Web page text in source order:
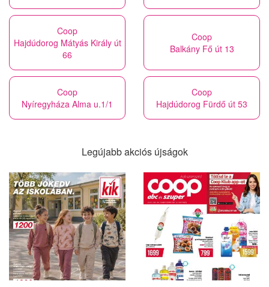
Coop
Hajdúdorog Mátyás Király út
66
Coop
Balkány Fő út 13
Coop
Nyíregyháza Alma u.1/1
Coop
Hajdúdorog Fürdő út 53
Legújabb akciós újságok